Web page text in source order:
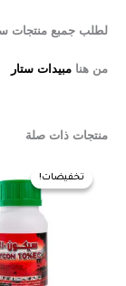
لطلب جمبع منتجات
من هنا مبيدات ستار
منتجات ذات صلة
تخفيضات!
تخفيضات!الأصلي
هو:
240,00 EGP.